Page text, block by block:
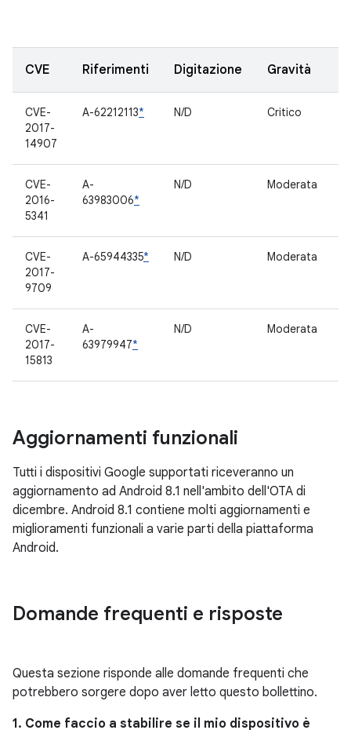
CVE Riferimenti Digitazione Gravità
CVE-
2017-
14907
A-62212113* N/D Critico
CVE-
2016-
5341
A-
63983006*
N/D Moderata
CVE-
2017-
9709
A-65944335* N/D Moderata
CVE-
2017-
15813
A-
63979947*
N/D Moderata
Aggiornamenti funzionali
Tutti i dispositivi Google supportati riceveranno un
aggiornamento ad Android 8.1 nell'ambito dell'OTA di
dicembre. Android 8.1 contiene molti aggiornamenti e
miglioramenti funzionali a varie parti della piattaforma
Android.
Domande frequenti e risposte
Questa sezione risponde alle domande frequenti che
potrebbero sorgere dopo aver letto questo bollettino.
1. Come faccio a stabilire se il mio dispositivo è